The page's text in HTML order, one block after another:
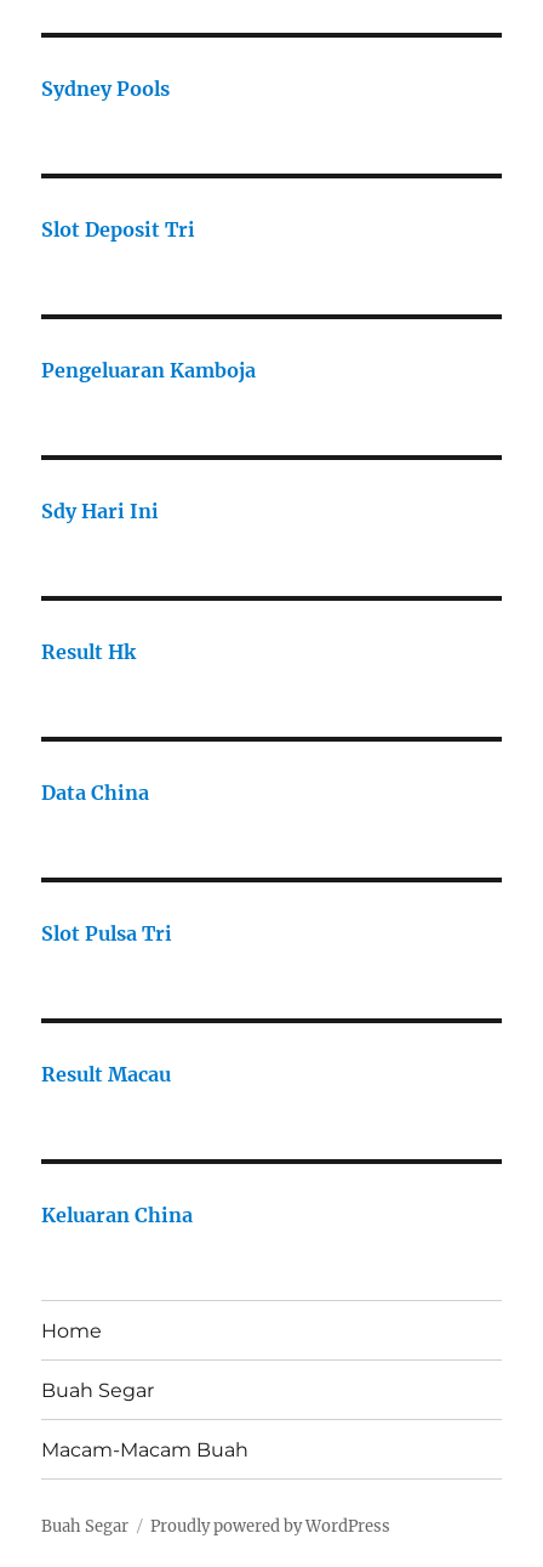
Sydney Pools
Slot Deposit Tri
Pengeluaran Kamboja
Sdy Hari Ini
Result Hk
Data China
Slot Pulsa Tri
Result Macau
Keluaran China
Home
Buah Segar
Macam-Macam Buah
Buah Segar Proudly powered by WordPress